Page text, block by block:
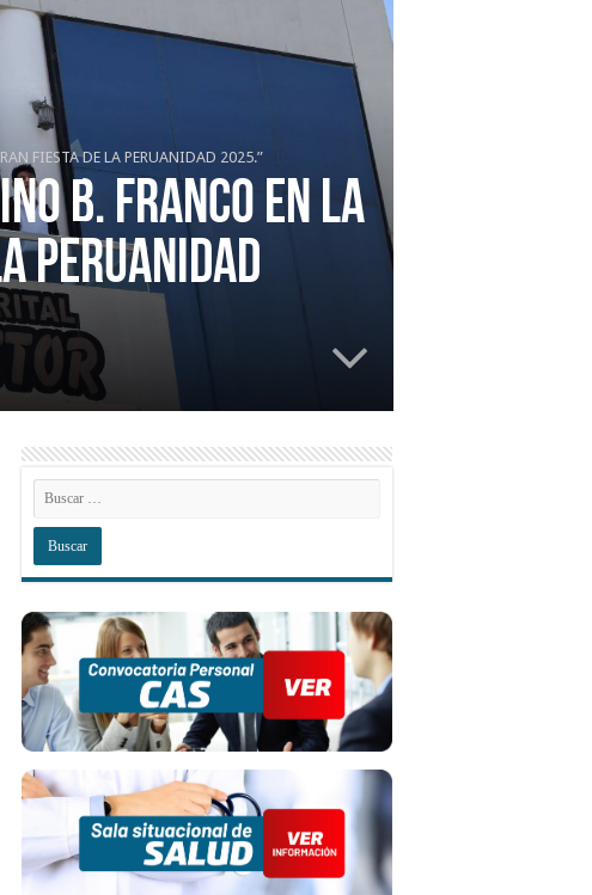
FIESTA DE LA PERUANIDAD 2025.”
B. FRANCO EN LA
PERUANIDAD